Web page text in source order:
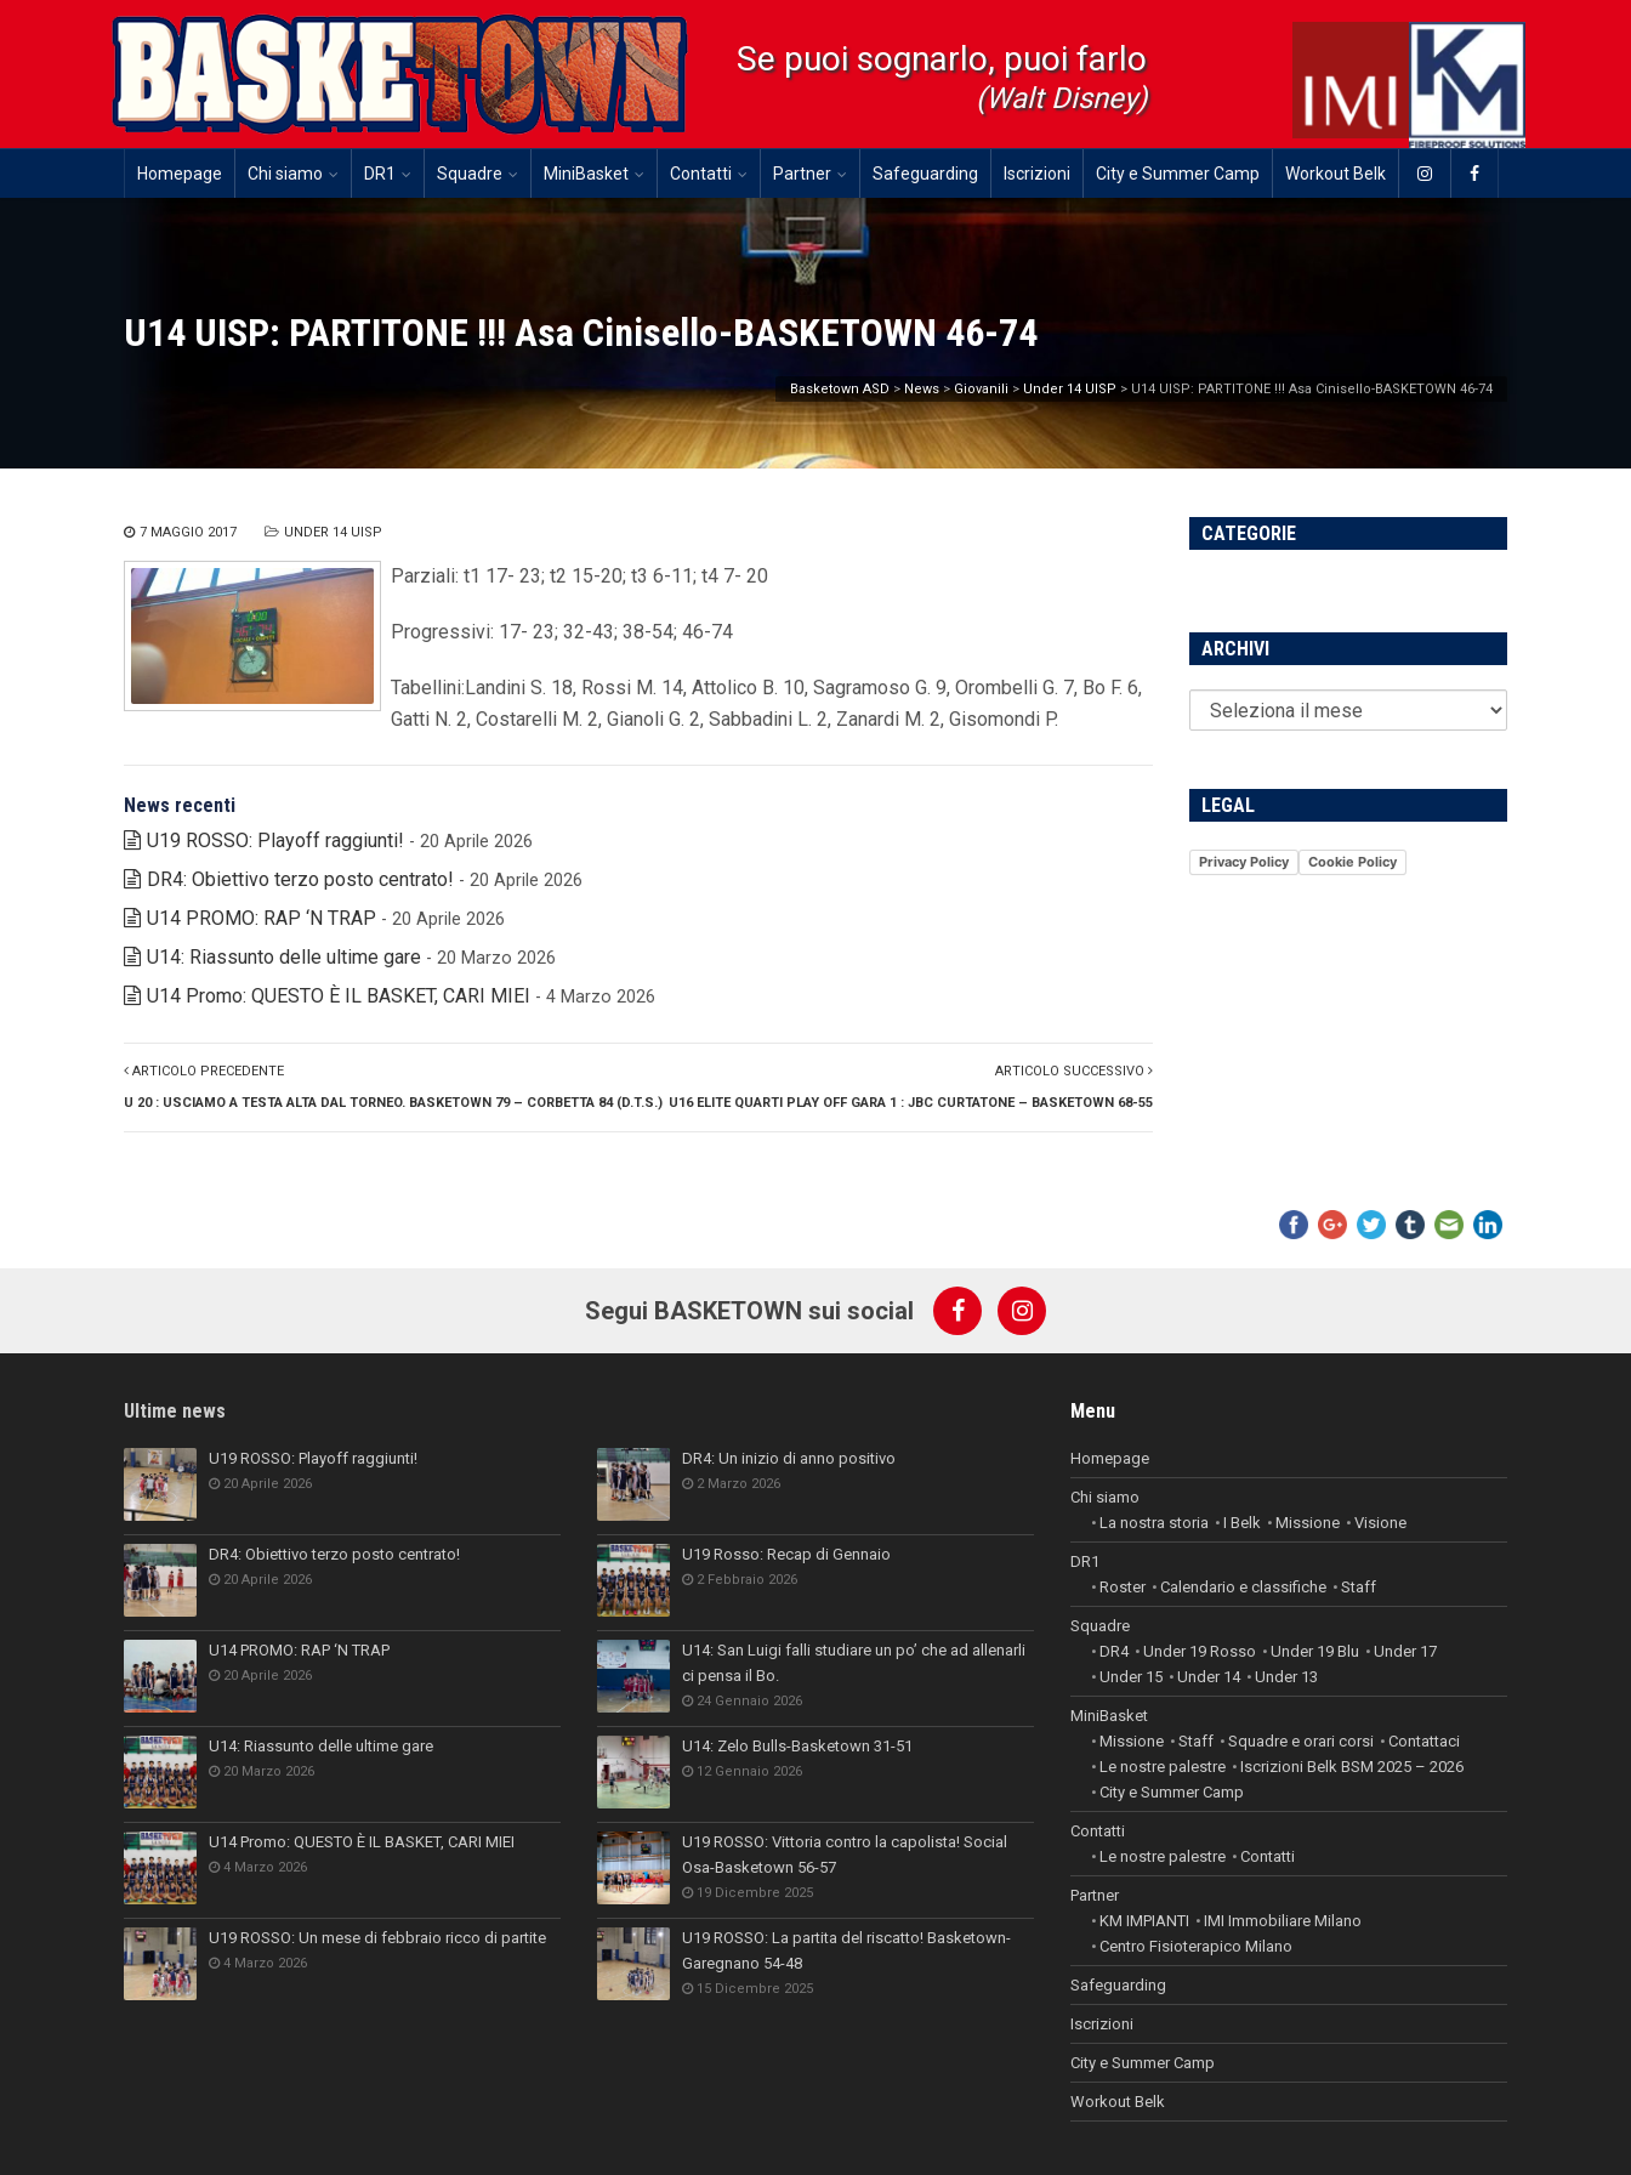
Se puoi sognarlo, puoi farlo
(Walt Disney)
Homepage Chi siamo DR1 Squadre MiniBasket Contatti Partner Safeguarding Iscrizioni City e Summer Camp Workout Belk
U14 UISP: PARTITONE !!! Asa Cinisello-BASKETOWN 46-74
Basketown ASD > News > Giovanili > Under 14 UISP > U14 UISP: PARTITONE !!! Asa Cinisello-BASKETOWN 46-74
7 MAGGIO 2017 UNDER 14 UISP
Parziali: t1 17- 23; t2 15-20; t3 6-11; t4 7- 20
Progressivi: 17- 23; 32-43; 38-54; 46-74
Tabellini:Landini S. 18, Rossi M. 14, Attolico B. 10, Sagramoso G. 9, Orombelli G. 7, Bo F. 6,
Gatti N. 2, Costarelli M. 2, Gianoli G. 2, Sabbadini L. 2, Zanardi M. 2, Gisomondi P.
News recenti
U19 ROSSO: Playoff raggiunti! - 20 Aprile 2026
DR4: Obiettivo terzo posto centrato! - 20 Aprile 2026
U14 PROMO: RAP ‘N TRAP - 20 Aprile 2026
U14: Riassunto delle ultime gare - 20 Marzo 2026
U14 Promo: QUESTO È IL BASKET, CARI MIEI - 4 Marzo 2026
ARTICOLO PRECEDENTE
U 20 : USCIAMO A TESTA ALTA DAL TORNEO. BASKETOWN 79 – CORBETTA 84 (D.T.S.)
ARTICOLO SUCCESSIVO
U16 ELITE QUARTI PLAY OFF GARA 1 : JBC CURTATONE – BASKETOWN 68-55
CATEGORIE
ARCHIVI
LEGAL
Privacy Policy Cookie Policy
Segui BASKETOWN sui social
Ultime news
U19 ROSSO: Playoff raggiunti!
20 Aprile 2026
DR4: Obiettivo terzo posto centrato!
20 Aprile 2026
U14 PROMO: RAP ‘N TRAP
20 Aprile 2026
U14: Riassunto delle ultime gare
20 Marzo 2026
U14 Promo: QUESTO È IL BASKET, CARI MIEI
4 Marzo 2026
U19 ROSSO: Un mese di febbraio ricco di partite
4 Marzo 2026
DR4: Un inizio di anno positivo
2 Marzo 2026
U19 Rosso: Recap di Gennaio
2 Febbraio 2026
U14: San Luigi falli studiare un po’ che ad allenarli
ci pensa il Bo.
24 Gennaio 2026
U14: Zelo Bulls-Basketown 31-51
12 Gennaio 2026
U19 ROSSO: Vittoria contro la capolista! Social
Osa-Basketown 56-57
19 Dicembre 2025
U19 ROSSO: La partita del riscatto! Basketown-
Garegnano 54-48
15 Dicembre 2025
Menu
Homepage
Chi siamo
La nostra storia
I Belk Missione Visione
DR1
Roster
Calendario e classifiche Staff
Squadre
DR4
Under 19 Rosso Under 19 Blu
Under 17
Under 15
Under 14 Under 13
MiniBasket
Missione
Staff Squadre e orari corsi
Contattaci
Le nostre palestre
Iscrizioni Belk BSM 2025 – 2026
City e Summer Camp
Contatti
Le nostre palestre
Contatti
Partner
KM IMPIANTI
IMI Immobiliare Milano
Centro Fisioterapico Milano
Safeguarding
Iscrizioni
City e Summer Camp
Workout Belk